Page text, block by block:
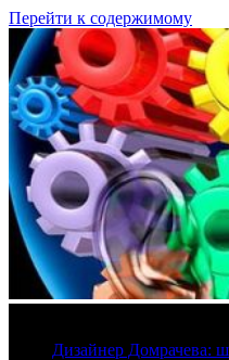
Перейти к содержимому
Дизайнер Домрачева: